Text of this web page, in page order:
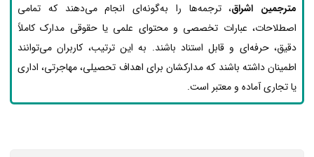
مترجمین اشراق، ترجمه‌ها را به‌گونه‌ای انجام می‌دهند که تمامی
اصطلاحات، عبارات تخصصی و محتوای علمی یا حقوقی مدارک کاملاً
دقیق، حرفه‌ای و قابل استناد باشند. به این ترتیب، کاربران می‌توانند
اطمینان داشته باشند که مدارکشان برای اهداف تحصیلی، مهاجرتی، اداری
یا تجاری آماده و معتبر است.